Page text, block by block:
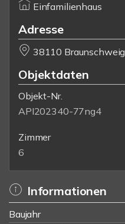
Einfamilienhaus
Adresse
38110 Braunschweig
Objektdaten
Objekt-Nr.
API202340-77ng4
Zimmer
6
Informationen
Baujahr